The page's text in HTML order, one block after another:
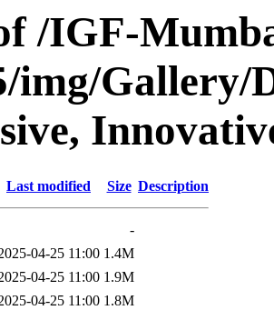
/IGF-
img/Gallery/
Last modified Size Description
-
04-25 11:00 1.4M
04-25 11:00 1.9M
04-25 11:00 1.8M